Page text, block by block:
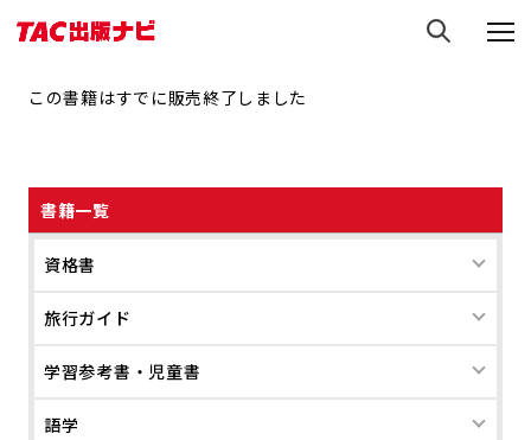
書籍一覧
資格書
旅行ガイド
学習参考書・児童書
語学
この書籍はすでに販売終了しました